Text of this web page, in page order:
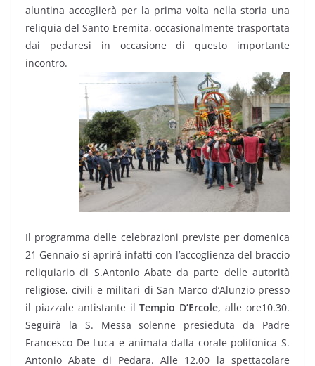
aluntina accoglierà per la prima volta nella storia una
reliquia del Santo Eremita, occasionalmente trasportata
dai pedaresi in occasione di questo importante
incontro.
Il programma delle celebrazioni previste per domenica
21 Gennaio si aprirà infatti con l’accoglienza del braccio
reliquiario di S.Antonio Abate da parte delle autorità
religiose, civili e militari di San Marco d’Alunzio presso
il piazzale antistante il Tempio D’Ercole, alle ore10.30.
Seguirà la S. Messa solenne presieduta da Padre
Francesco De Luca e animata dalla corale polifonica S.
Antonio Abate di Pedara. Alle 12.00 la spettacolare